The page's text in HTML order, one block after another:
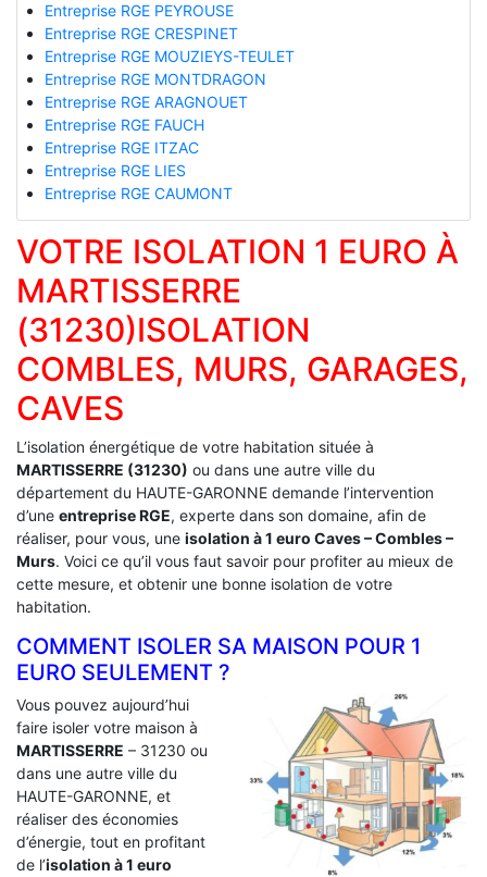
Entreprise RGE PEYROUSE
Entreprise RGE CRESPINET
Entreprise RGE MOUZIEYS-TEULET
Entreprise RGE MONTDRAGON
Entreprise RGE ARAGNOUET
Entreprise RGE FAUCH
Entreprise RGE ITZAC
Entreprise RGE LIES
Entreprise RGE CAUMONT
VOTRE ISOLATION 1 EURO À
MARTISSERRE
(31230)ISOLATION
COMBLES, MURS, GARAGES,
CAVES
L’isolation énergétique de votre habitation située à
MARTISSERRE (31230) ou dans une autre ville du
département du HAUTE-GARONNE demande l’intervention
d’une entreprise RGE, experte dans son domaine, afin de
réaliser, pour vous, une isolation à 1 euro Caves – Combles –
Murs. Voici ce qu’il vous faut savoir pour profiter au mieux de
cette mesure, et obtenir une bonne isolation de votre
habitation.
COMMENT ISOLER SA MAISON POUR 1
EURO SEULEMENT ?
Vous pouvez aujourd’hui
faire isoler votre maison à
MARTISSERRE – 31230 ou
dans une autre ville du
HAUTE-GARONNE, et
réaliser des économies
d’énergie, tout en profitant
de l’isolation à 1 euro